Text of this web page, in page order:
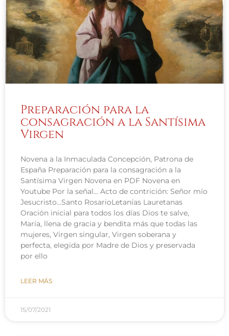
Preparación para la
consagración a la Santísima
Virgen
Novena a la Inmaculada Concepción, Patrona de
España Preparación para la consagración a la
Santísima Virgen Novena en PDF Novena en
Youtube Por la señal… Acto de contrición: Señor mío
Jesucristo…Santo RosarioLetanías Lauretanas
Oración inicial para todos los días Dios te salve,
María, llena de gracia y bendita más que todas las
mujeres, Virgen singular, Virgen soberana y
perfecta, elegida por Madre de Dios y preservada
por ello
LEER MÁS
15/07/2021